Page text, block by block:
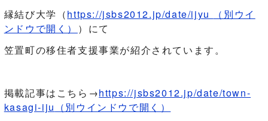
縁結び大学（https://jsbs2012.jp/date/ijyu
（別ウイ
ンドウで開く） ）にて
笠置町の移住者支援事業が紹介されています。
掲載記事はこちら→https://jsbs2012.jp/date/town-
kasagi-iju （別ウインドウで開く）